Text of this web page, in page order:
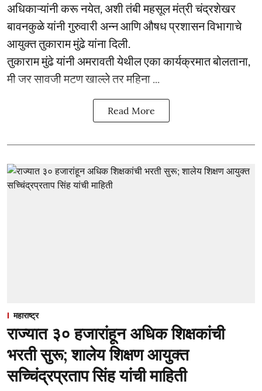
अधिकाऱ्यांनी करू नयेत, अशी तंबी महसूल मंत्री चंद्रशेखर
बावनकुळे यांनी गुरुवारी अन्न आणि औषध प्रशासन विभागाचे
आयुक्त तुकाराम मुंढे यांना दिली.
तुकाराम मुंढे यांनी अमरावती येथील एका कार्यक्रमात बोलताना,
मी जर सावजी मटण खाल्ले तर महिना ...
Read More
महाराष्ट्र
राज्यात ३० हजारांहून अधिक शिक्षकांची
भरती सुरू; शालेय शिक्षण आयुक्त
सच्चिंद्रप्रताप सिंह यांची माहिती